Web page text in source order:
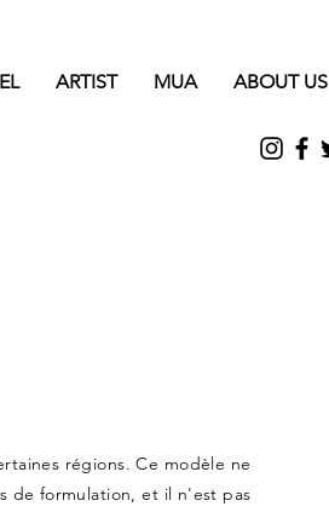
ARTIST MUA ABOUT US
régions. Ce modèle ne
de formulation, et il n'est pas